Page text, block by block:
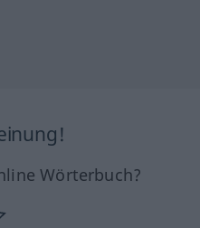
Wörterbuch?